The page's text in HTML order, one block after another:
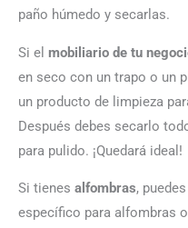
paño húmedo y secarlas.
Si el mobiliario de tu
en seco con un trapo o un
un producto de limpieza
Después debes secarlo
para pulido. ¡Quedará ideal!
Si tienes alfombras,
específico para alfombras